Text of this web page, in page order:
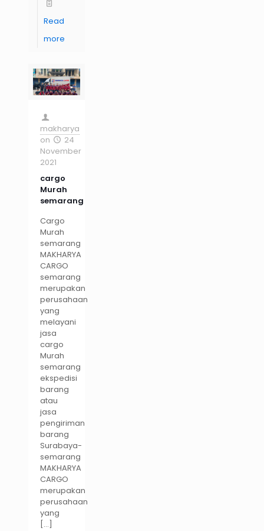
Read
more
makharya
on
24
November
2021
cargo
Murah
semarang
Cargo
Murah
semarang
MAKHARYA
CARGO
semarang
merupakan
perusahaan
yang
melayani
jasa
cargo
Murah
semarang
ekspedisi
barang
atau
jasa
pengiriman
barang
Surabaya-
semarang
MAKHARYA
CARGO
merupakan
perusahaan
yang
[…]